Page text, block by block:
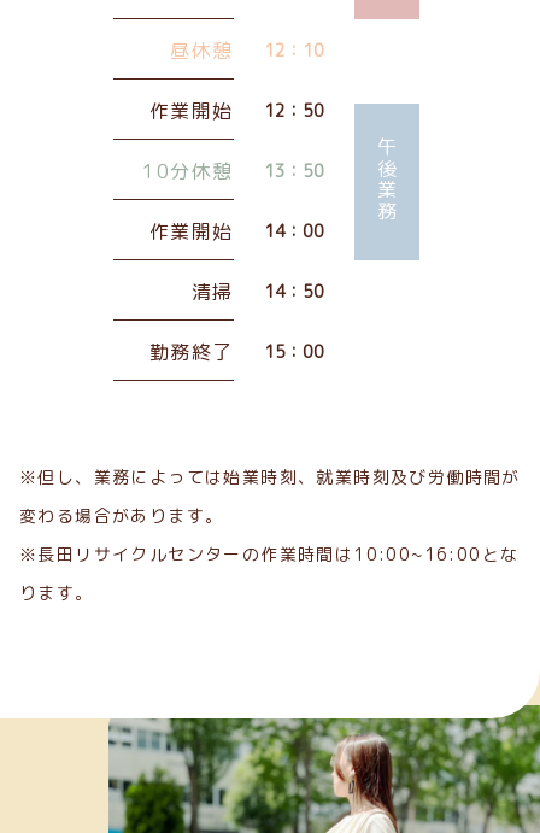
昼休憩 12：10
作業開始 12：50
10分休憩 13：50
作業開始 14：00
清掃 14：50
勤務終了 15：00
午後業務
※但し、業務によっては始業時刻、就業時刻及び労働時間が
変わる場合があります。
※長田リサイクルセンターの作業時間は10:00~16:00とな
ります。